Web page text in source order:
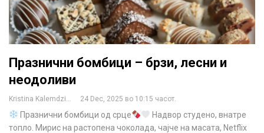
Празнични бомбици – брзи, лесни и
неодоливи
Kristina Kalemdzikj 24 Dec, 2025 во 10:15 часот.
Празнични бомбици од срце
Надвор студено, внатре
топло. Мирис на растопена чоколада, чајче на масата, Netflix